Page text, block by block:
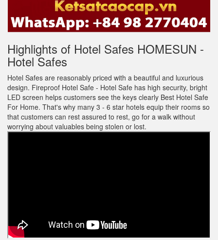
Highlights of Hotel Safes HOMESUN -
Hotel Safes
Hotel Safes are reasonably priced with a beautiful and luxurious
design. Fireproof Hotel Safe - Hotel Safe has high security, bright
LED screen helps customers see the keys clearly Best Hotel Safe
For Home. That's why many 3 - 6 star hotels equip their rooms so
that customers can rest assured to rest, go for a walk without
worrying about valuables being stolen or lost.